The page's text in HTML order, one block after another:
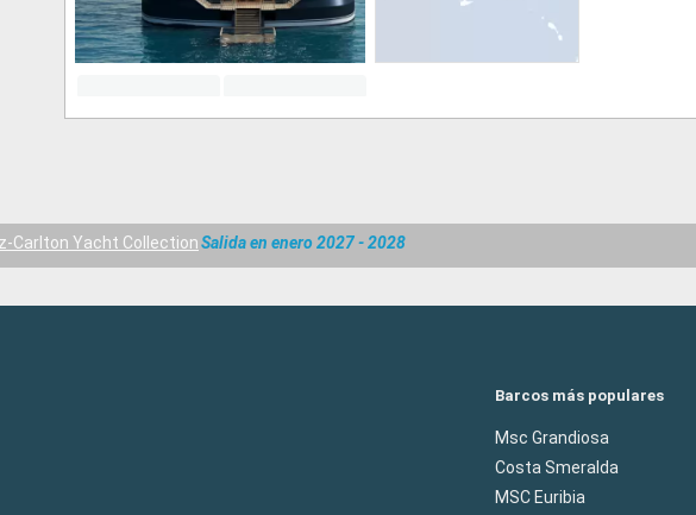
Carlton Yacht CollectionSalida en enero 2027 - 2028
Barcos más populares
Msc Grandiosa
Costa Smeralda
MSC Euribia